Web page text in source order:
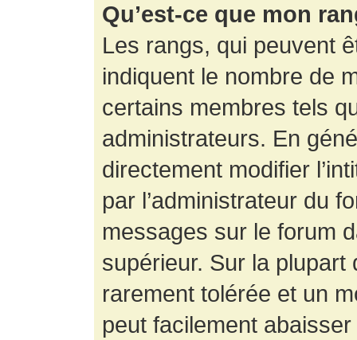
Qu’est-ce que mon
Les rangs, qui peuvent
indiquent le nombre de
certains membres tels
administrateurs. En
directement modifier
par l’administrateur du
messages sur le forum
supérieur. Sur la
rarement tolérée et un
peut facilement